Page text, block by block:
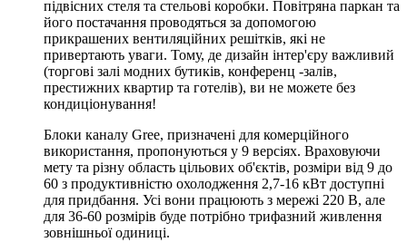
підвісних стеля та стельові коробки. Повітряна паркан та
його постачання проводяться за допомогою
прикрашених вентиляційних решітків, які не
привертають уваги. Тому, де дизайн інтер'єру важливий
(торгові залі модних бутиків, конференц -залів,
престижних квартир та готелів), ви не можете без
кондиціонування!
Блоки каналу Gree, призначені для комерційного
використання, пропонуються у 9 версіях. Враховуючи
мету та різну область цільових об'єктів, розміри від 9 до
60 з продуктивністю охолодження 2,7-16 кВт доступні
для придбання. Усі вони працюють з мережі 220 В, але
для 36-60 розмірів буде потрібно трифазний живлення
зовнішньої одиниці.